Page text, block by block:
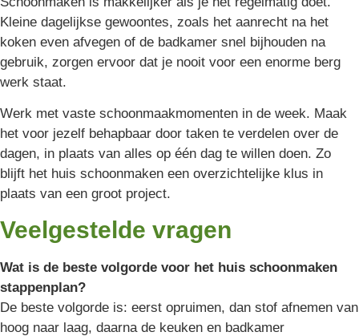
Kleine dagelijkse gewoontes, zoals het aanrecht na het
koken even afvegen of de badkamer snel bijhouden na
gebruik, zorgen ervoor dat je nooit voor een enorme berg
werk staat.
Werk met vaste schoonmaakmomenten in de week. Maak
het voor jezelf behapbaar door taken te verdelen over de
dagen, in plaats van alles op één dag te willen doen. Zo
blijft het huis schoonmaken een overzichtelijke klus in
plaats van een groot project.
Veelgestelde vragen
Wat is de beste volgorde voor het huis schoonmaken
stappenplan?
De beste volgorde is: eerst opruimen, dan stof afnemen van
hoog naar laag, daarna de keuken en badkamer